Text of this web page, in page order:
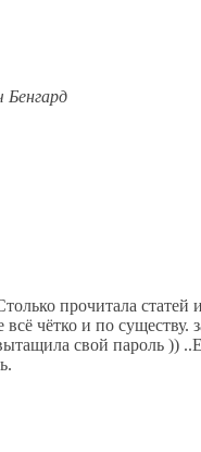
Бенгард
прочитала статей
чётко и по существу.
свой пароль ))